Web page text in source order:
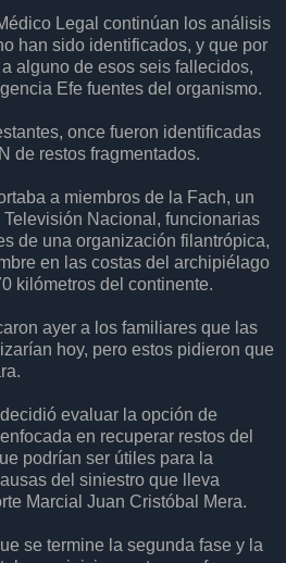
Legal continúan los análisis
han sido identificados, y que por
alguno de esos seis fallecidos,
Efe fuentes del organismo.
once fueron identificadas
de restos fragmentados.
a miembros de la Fach, un
Nacional, funcionarias
de una organización filantrópica,
en las costas del archipiélago
kilómetros del continente.
ayer a los familiares que las
hoy, pero estos pidieron que
evaluar la opción de
en recuperar restos del
podrían ser útiles para la
del siniestro que lleva
Marcial Juan Cristóbal Mera.
se termine la segunda fase y la